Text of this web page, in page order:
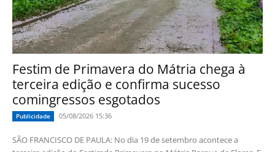
Festim de Primavera do Mátria chega à
terceira edição e confirma sucesso
comingressos esgotados
Publicidade 05/08/2026 15:36
SÃO FRANCISCO DE PAULA: No dia 19 de setembro acontece a